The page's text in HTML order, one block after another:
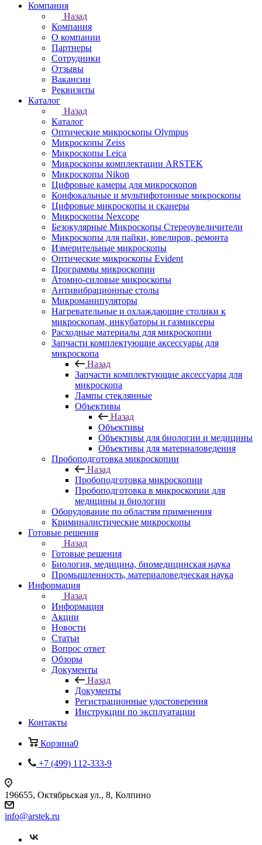
Компания
Назад
Компания
О компании
Партнеры
Сотрудники
Отзывы
Вакансии
Реквизиты
Каталог
Назад
Каталог
Оптические микроскопы Olympus
Микроскопы Zeiss
Микроскопы Leica
Микроскопы комплектации ARSTEK
Микроскопы Nikon
Цифровые камеры для микроскопов
Конфокальные и мультифотонные микроскопы
Цифровые микроскопы и сканеры
Микроскопы Nexcope
Безокулярные Микроскопы Стереоувеличители
Микроскопы для пайки, ювелиров, ремонта
Измерительные микроскопы
Оптические микроскопы Evident
Программы микроскопии
Атомно-силовые микроскопы
Антивибрационные столы
Микроманипуляторы
Нагревательные и охлаждающие столики к
микроскопам, инкубаторы и газмиксеры
Расходные материалы для микроскопии
Запчасти комплектующие аксессуары для
микроскопа
Назад
Запчасти комплектующие аксессуары для
микроскопа
Лампы стеклянные
Объективы
Назад
Объективы
Объективы для биологии и медицины
Объективы для материаловедения
Пробоподготовка микроскопии
Назад
Пробоподготовка микроскопии
Пробоподготовка в микроскопии для
медицины и биологии
Оборудование по областям применения
Криминалистические микроскопы
Готовые решения
Назад
Готовые решения
Биология, медицина, биомедицинская наука
Промышленность, материаловедческая наука
Информация
Назад
Информация
Акции
Новости
Статьи
Вопрос ответ
Обзоры
Документы
Назад
Документы
Регистрационные удостоверения
Инструкции по эксплуатации
Контакты
Корзина0
+7 (499) 112-333-9
196655, Октябрьская ул., 8, Колпино
info@arstek.ru